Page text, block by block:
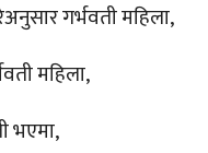
गर्भवती महिला,
महिला,
भएमा,